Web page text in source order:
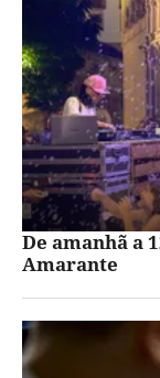
De amanhã a
Amarante